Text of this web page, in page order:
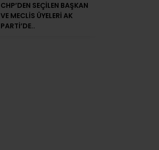
CHP’DEN SEÇİLEN BAŞKAN
VE MECLİS ÜYELERİ AK
PARTİ’DE..